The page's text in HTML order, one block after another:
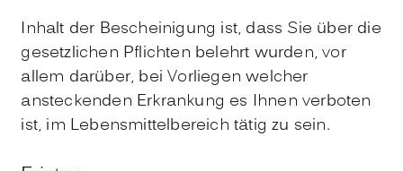
Inhalt der Bescheinigung ist, dass Sie über die
gesetzlichen Pflichten belehrt wurden, vor
allem darüber, bei Vorliegen welcher
ansteckenden Erkrankung es Ihnen verboten
ist, im Lebensmittelbereich tätig zu sein.